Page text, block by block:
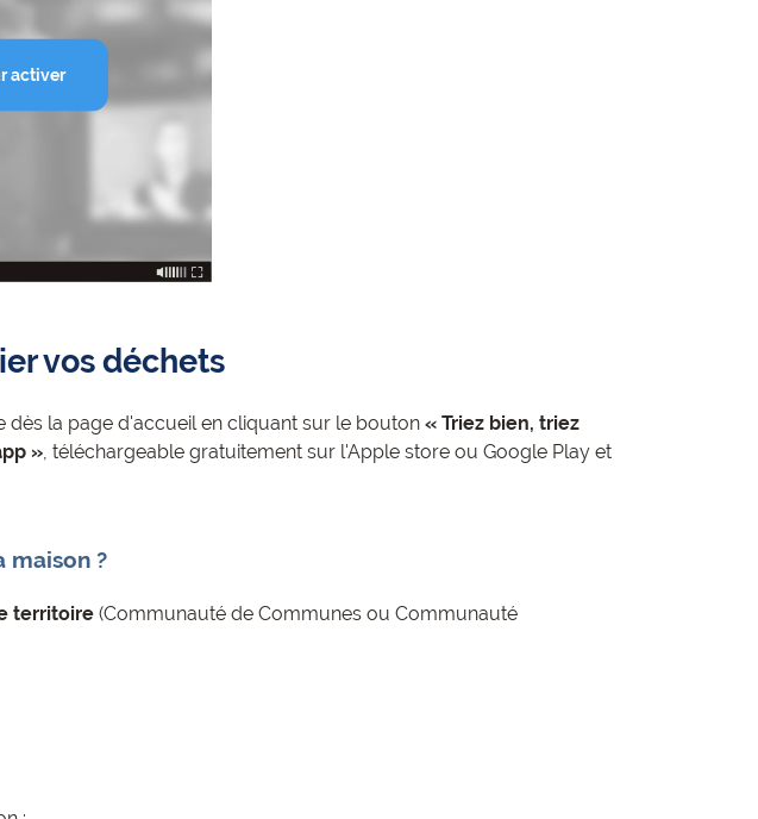
vos déchets
dès la page d'accueil en cliquant sur le bouton « Triez bien, triez
», téléchargeable gratuitement sur l'Apple store ou Google Play et
maison ?
territoire (Communauté de Communes ou Communauté